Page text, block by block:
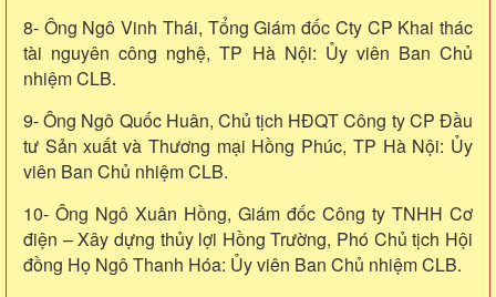
8- Ông Ngô Vinh Thái, Tổng Giám đốc Cty CP Khai thác
tài nguyên công nghệ, TP Hà Nội: Ủy viên Ban Chủ
nhiệm CLB.
9- Ông Ngô Quốc Huân, Chủ tịch HĐQT Công ty CP Đầu
tư Sản xuất và Thương mại Hồng Phúc, TP Hà Nội: Ủy
viên Ban Chủ nhiệm CLB.
10- Ông Ngô Xuân Hồng, Giám đốc Công ty TNHH Cơ
điện – Xây dựng thủy lợi Hồng Trường, Phó Chủ tịch Hội
đồng Họ Ngô Thanh Hóa: Ủy viên Ban Chủ nhiệm CLB.